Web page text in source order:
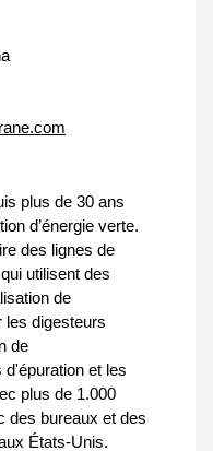
plus de 30 ans
d’énergie verte.
des lignes de
utilisent des
de
les digesteurs
de
et les
plus de 1.000
des bureaux et des
États-Unis.